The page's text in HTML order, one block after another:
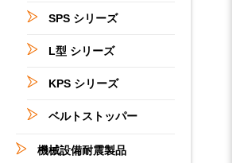
SPS シリーズ
L型 シリーズ
KPS シリーズ
ベルトストッパー
機械設備耐震製品